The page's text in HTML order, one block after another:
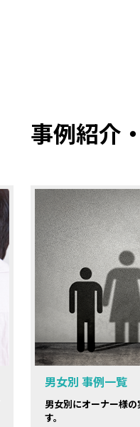
事例紹介
男女別 事例一覧
男女別にオーナー様
す。